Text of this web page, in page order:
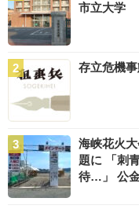
市立大学
存立危機
海峡花火
題に 「刺
待…」 公